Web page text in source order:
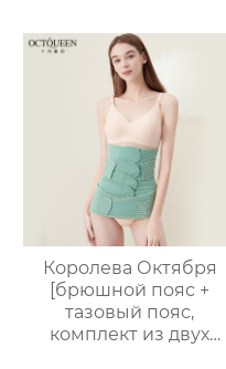
с низкой талией для
ранних, вторых и
поздних сроков
беременности,
поддерживающее
живот.
Королева Октября
[брюшной пояс +
тазовый пояс,
комплект из двух